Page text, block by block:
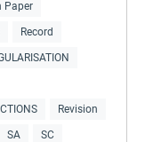
Paper
Record
Revision
SA SC